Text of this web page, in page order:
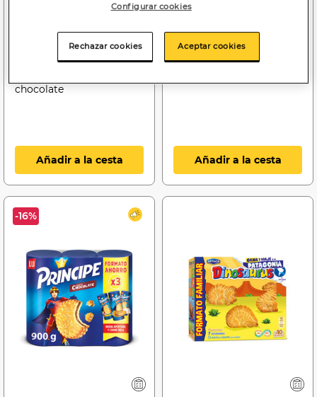
Galleta Alipende 225g
chocolate
Añadir a la cesta
2,60€/kilo
Galletas de chocolate
Añadir a la cesta
-16%
Configurar cookies
Rechazar cookies Aceptar cookies